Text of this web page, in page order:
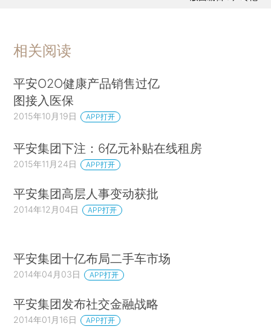
相关阅读
平安O2O健康产品销售过亿
图接入医保
2015年10月19日 APP打开
平安集团下注：6亿元补贴在线租房
2015年11月24日 APP打开
平安集团高层人事变动获批
2014年12月04日 APP打开
平安集团十亿布局二手车市场
2014年04月03日 APP打开
平安集团发布社交金融战略
2014年01月16日 APP打开